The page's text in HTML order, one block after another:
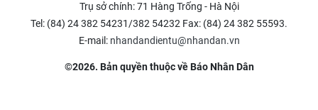
Trụ sở chính: 71 Hàng Trống - Hà Nội
Tel: (84) 24 382 54231/382 54232 Fax: (84) 24 382 55593.
E-mail: nhandandientu@nhandan.vn
©2026. Bản quyền thuộc về Báo Nhân Dân